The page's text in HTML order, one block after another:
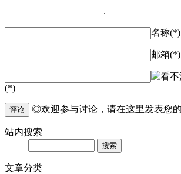
名称(*)
邮箱(*)
(*)
评论 ◎欢迎参与讨论，请在这里发表您的
站内搜索
文章分类